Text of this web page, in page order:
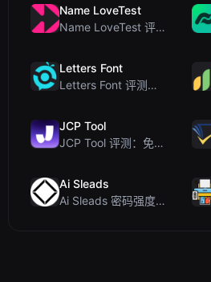
Name LoveTest
Name LoveTest 评测：一款优先保护隐私的爱情计算器，支持生成可分享图片
Letters Font
Letters Font 评测：免费 Unicode 字体生成器，适用于 Instagram 及更多...
JCP Tool
JCP Tool 评测：免费的客户端数据格式转换工具（支持 JSON、CSV、YAML、XML）
Ai Sleads
Ai Sleads 密码强度检查器评测：零上传、实时熵分析